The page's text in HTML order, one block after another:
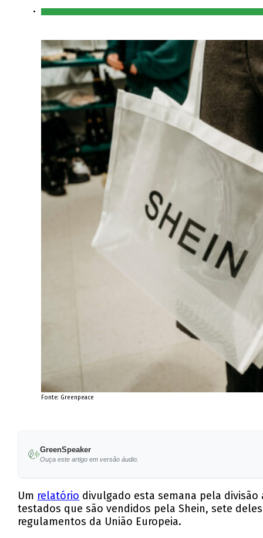
Fonte: Greenpeace
GreenSpeaker
Ouça este artigo em versão áudio.
Um relatório divulgado esta semana pela
testados que são vendidos pela Shein, sete
regulamentos da União Europeia.